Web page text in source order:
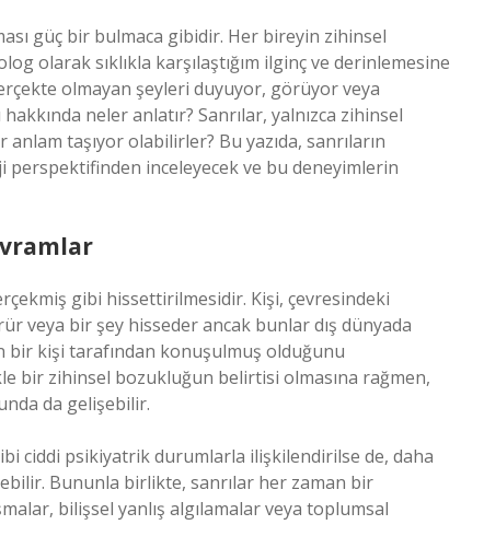
güç bir bulmaca gibidir. Her bireyin zihinsel
olarak sıklıkla karşılaştığım ilginç ve derinlemesine
olmayan şeyleri duyuyor, görüyor veya
neler anlatır? Sanrılar, yalnızca zihinsel
taşıyor olabilirler? Bu yazıda, sanrıların
perspektifinden inceleyecek ve bu deneyimlerin
gibi hissettirilmesidir. Kişi, çevresindeki
veya bir şey hisseder ancak bunlar dış dünyada
bir kişi tarafından konuşulmuş olduğunu
bir zihinsel bozukluğun belirtisi olmasına rağmen,
da gelişebilir.
ciddi psikiyatrik durumlarla ilişkilendirilse de, daha
Bununla birlikte, sanrılar her zaman bir
bilişsel yanlış algılamalar veya toplumsal